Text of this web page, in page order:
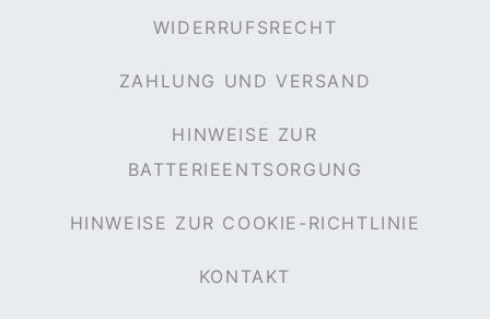
WIDERRUFSRECHT
ZAHLUNG UND VERSAND
HINWEISE ZUR
BATTERIEENTSORGUNG
HINWEISE ZUR COOKIE-RICHTLINIE
KONTAKT